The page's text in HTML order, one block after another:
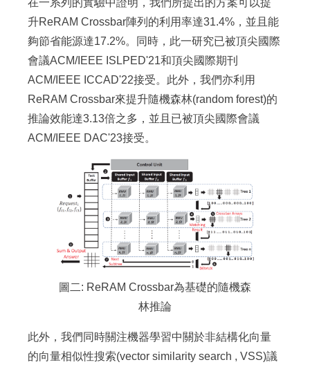
升ReRAM Crossbar陣列的利用率達31.4%，並且能
夠節省能源達17.2%。同時，此一研究已被頂尖國際
會議ACM/IEEE ISLPED'21和頂尖國際期刊
ACM/IEEE ICCAD'22接受。此外，我們亦利用
ReRAM Crossbar來提升隨機森林(random forest)的
推論效能達3.13倍之多，並且已被頂尖國際會議
ACM/IEEE DAC'23接受。
圖二: ReRAM Crossbar為基礎的隨機森
林推論
此外，我們同時關注機器學習中關於非結構化向量
的向量相似性搜索(vector similarity search , VSS)議